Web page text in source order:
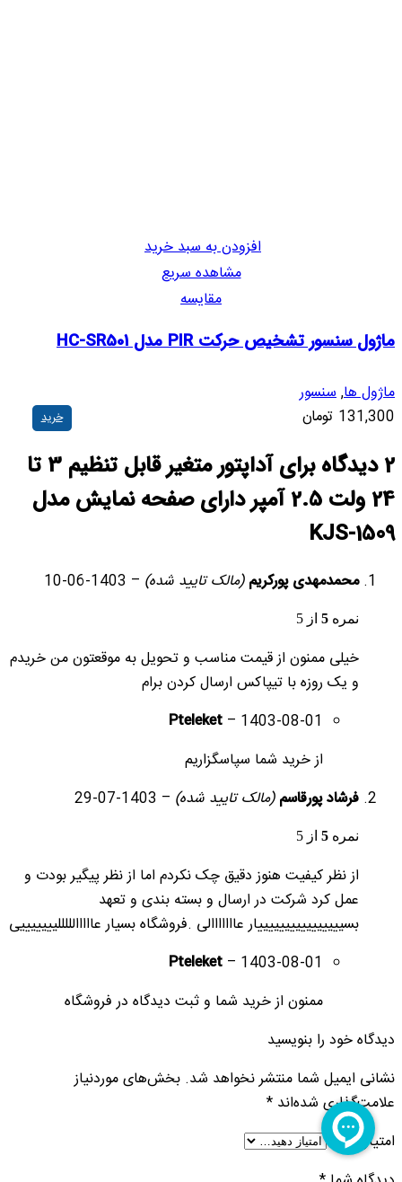
افزودن به سبد خرید
مشاهده سریع
مقایسه
ماژول سنسور تشخیص حرکت PIR مدل HC-SR501
ماژول ها,سنسور
131,300 تومان خرید
2 دیدگاه برای
آداپتور متغیر قابل تنظیم 3 تا
24 ولت 2.5 آمپر دارای صفحه نمایش مدل
KJS-1509
محمدمهدی پورکریم(مالک تایید شده) –
1403-06-10
نمره 5 از 5
خیلی ممنون از قیمت مناسب و تحویل به موقعتون من خریدم
و یک روزه با تیپاکس ارسال کردن برام
Pteleket – 1403-08-01
از خرید شما سپاسگزاریم
فرشاد پورقاسم(مالک تایید شده) –
1403-07-29
نمره 5 از 5
از نظر کیفیت هنوز دقیق چک نکردم اما از نظر پیگیر بودت و
عمل کرد شرکت در ارسال و بسته بندی و تعهد
بسییییییییییییییییار عااااااالی .فروشگاه بسیار عااااالللللیییییییی
Pteleket – 1403-08-01
ممنون از خرید شما و ثبت دیدگاه در فروشگاه
دیدگاه خود را بنویسید
نشانی ایمیل شما منتشر نخواهد شد. بخش‌های موردنیاز
علامت‌گذاری شده‌اند *
امتیاز شما*